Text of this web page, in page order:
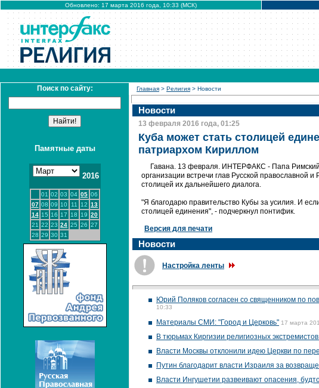
Обновлено: 17 марта 2016 года, 10:33 (МСК)
Поиск по сайту:
Памятные даты
2016
01 02 03 04 05 06
07 08 09 10 11 12 13
14 15 16 17 18 19 20
21 22 23 24 25 26 27
28 29 30 31
Главная > Религия > Новости
Новости
13 февраля 2016 года, 01:25
Куба может стать столицей
патриархом Кириллом
Гавана. 13 февраля. ИНТЕРФАКС - Папа Римский
организации встречи глав Русской православной
столицей их дальнейшего диалога.
"Я благодарю правительство Кубы за усилия. И
столицей единения", - подчеркнул понтифик.
Версия для печати
Новости
Настройка ленты
Юрий Поляков согласен со священником по
10:33
Материалы СМИ: "Город и Церковь" 17 марта
В тюрьмах Киргизии религиозных
Власти Москвы отклонили идею Церкви по
Путин благодарит власти Израиля за
Власти Ингушетии развеивают опасения,